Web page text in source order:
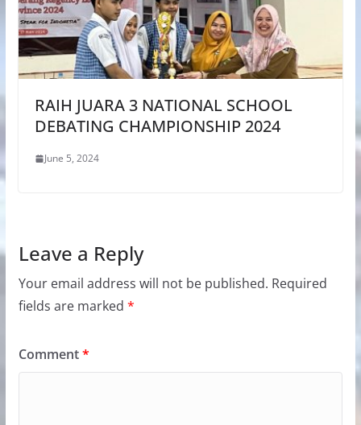
RAIH JUARA 3 NATIONAL SCHOOL
DEBATING CHAMPIONSHIP 2024
June 5, 2024
Leave a Reply
Your email address will not be published. Required
fields are marked *
Comment*